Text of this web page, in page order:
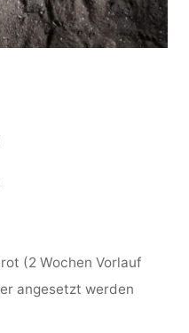
(2 Wochen Vorlauf
angesetzt werden